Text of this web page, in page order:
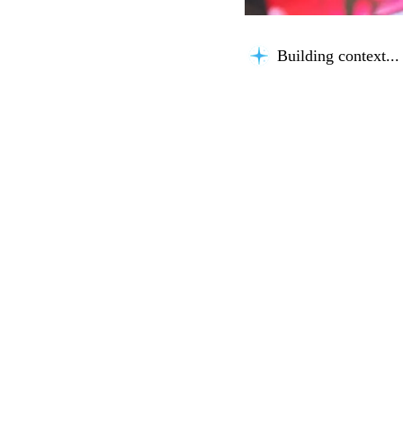
Building context...